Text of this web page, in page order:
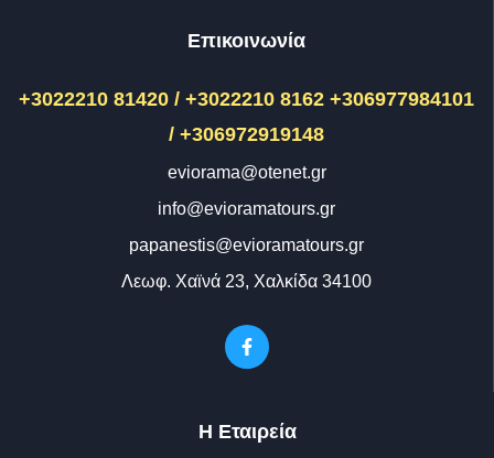
Επικοινωνία
+3022210 81420 / +3022210 8162 +306977984101
/ +306972919148
eviorama@otenet.gr
info@evioramatours.gr
papanestis@evioramatours.gr
Λεωφ. Χαϊνά 23, Χαλκίδα 34100
Η Εταιρεία